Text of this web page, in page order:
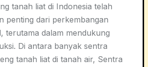
tanah liat di Indonesia telah
penting dari perkembangan
terutama dalam mendukung
Di antara banyak sentra
tanah liat di tanah air, Sentra